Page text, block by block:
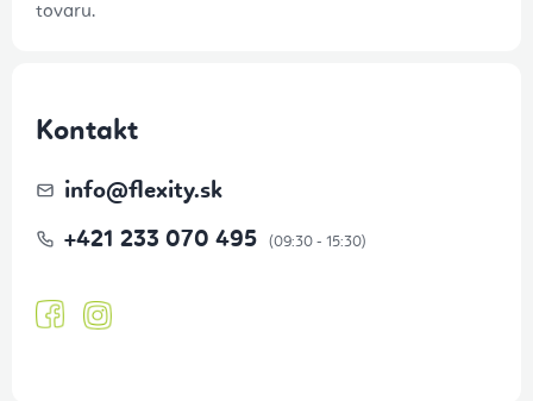
tovaru.
Kontakt
info@flexity.sk
+421 233 070 495